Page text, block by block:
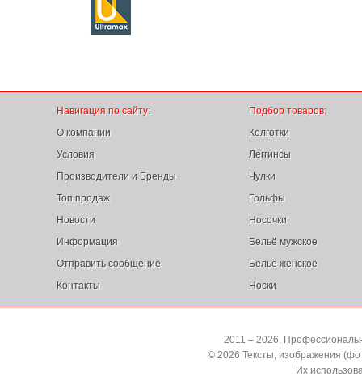
Навигация по сайту:
О компании
Условия
Производители и Бренды
Топ продаж
Новости
Информация
Отправить сообщение
Контакты
Подбор товаров:
Колготки
Леггинсы
Чулки
Гольфы
Носочки
Бельё мужское
Бельё женское
Носки
2011 – 2026,
© 2026 Тексты, изображения
Их